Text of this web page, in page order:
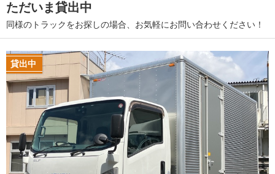
ただいま貸出中
同様のトラックをお探しの場合、お気軽にお問い合わせください！
貸出中